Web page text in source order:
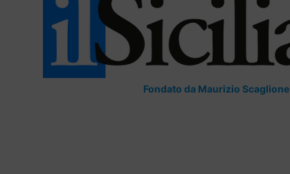
Fondato da Maurizio Scaglione